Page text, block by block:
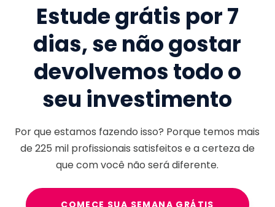
Estude grátis por 7
dias, se não gostar
devolvemos todo o
seu investimento
Por que estamos fazendo isso? Porque temos mais
de225 milprofissionais satisfeitos e a certeza de
que com você não será diferente.